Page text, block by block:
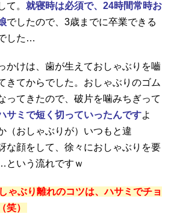
て。 就寝時は必須で、24時間常時お
でしたので、3歳までに卒業できる
した…
かけは、歯が生えておしゃぶりを嚙
きてからでした。おしゃぶりのゴム
ってきたので、破片を噛みちぎって
サミで短く切っていったんですよ
（おしゃぶりが）いつもと違
な顔をして、徐々におしゃぶりを要
という流れですｗ
ゃぶり離れのコツは、ハサミでチョ
）